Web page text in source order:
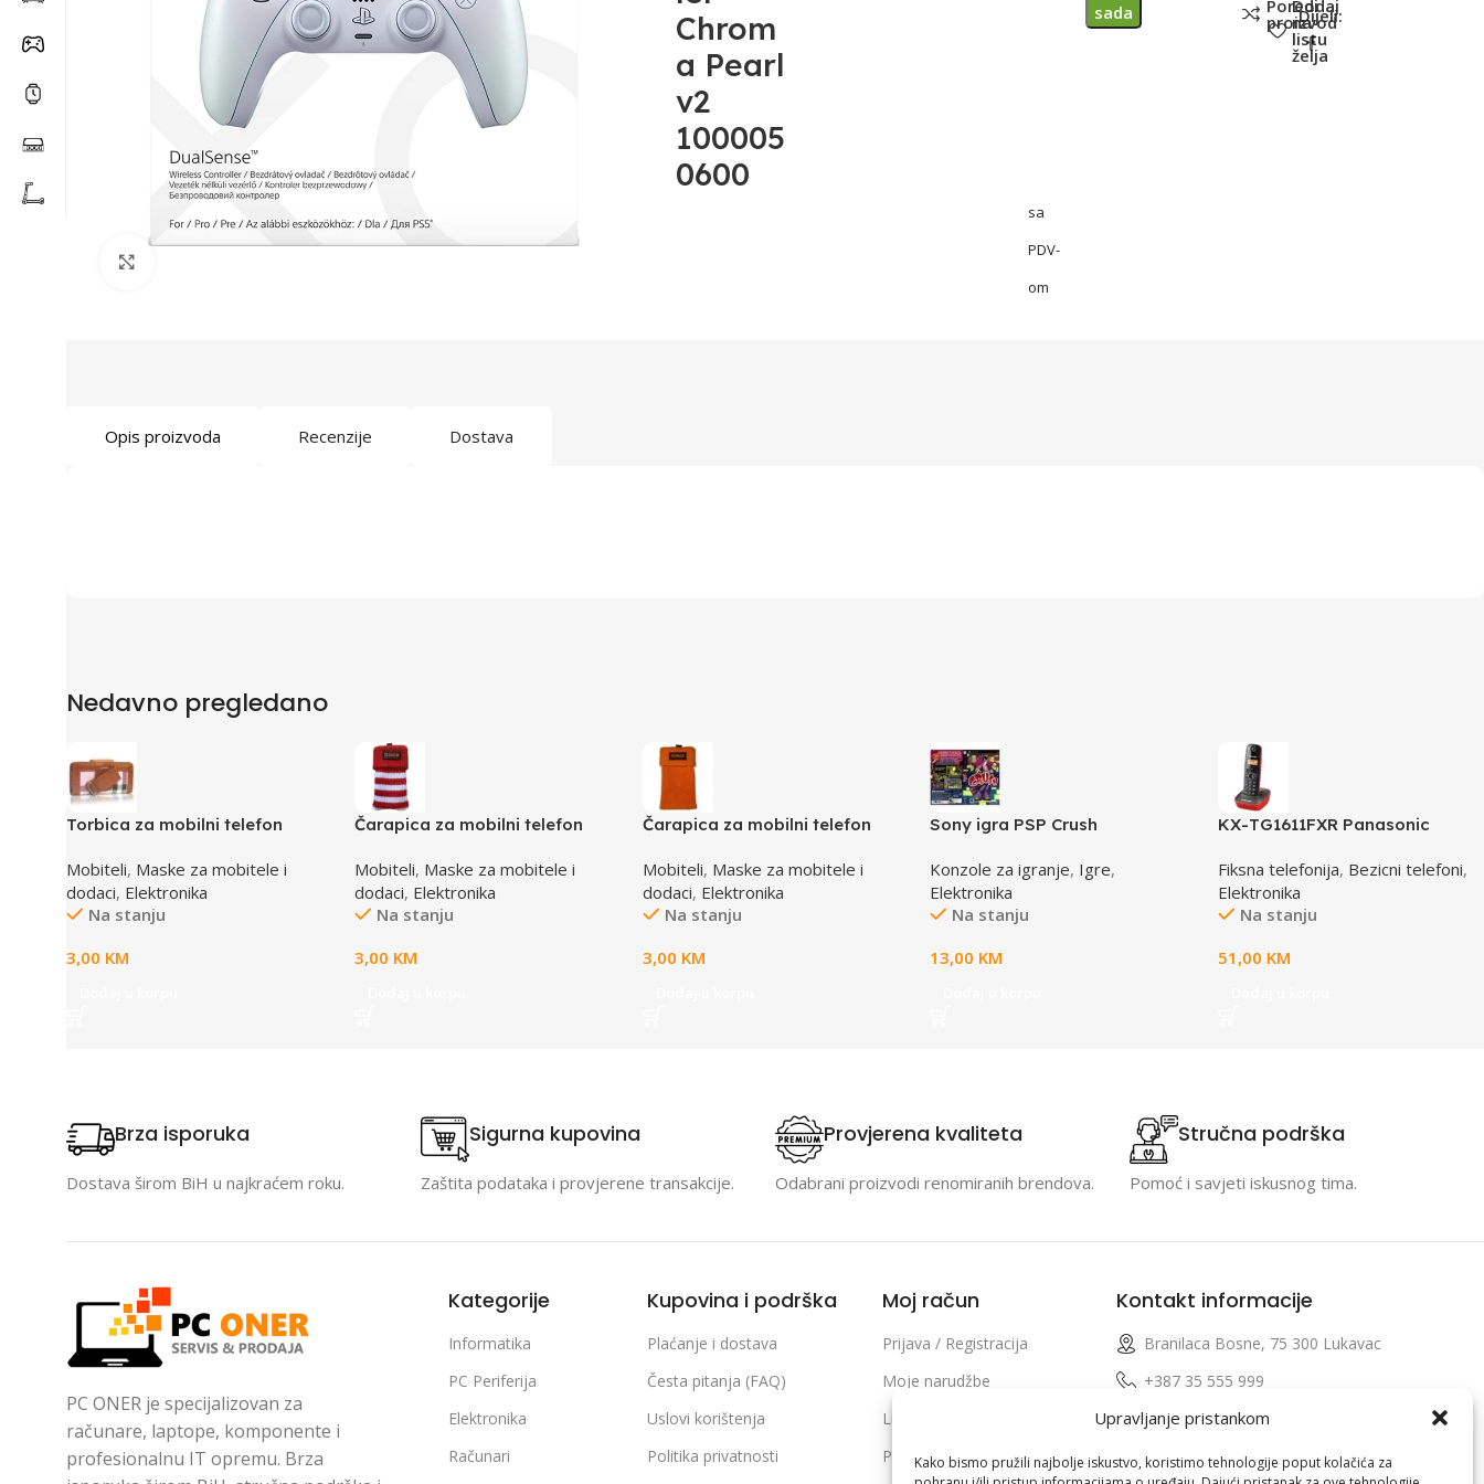
Upravljanje pristankom
Kako bismo pružili najbolje iskustvo, koristimo tehnologije poput kolačića za
Chrom
a Pearl
v2
100005
0600
sa
PDV-
om
sada
Poredi
proizvod
Dodaj
na
listu
želja
Dijeli:
Opis proizvoda Recenzije Dostava
Nedavno pregledano
Torbica za mobilni telefon
Mobiteli, Maske za mobitele i
dodaci, Elektronika
Na stanju
3,00 KM
Čarapica za mobilni telefon
65x100mm
Mobiteli, Maske za mobitele i
dodaci, Elektronika
Na stanju
3,00 KM
Čarapica za mobilni telefon
65x100mm
Mobiteli, Maske za mobitele i
dodaci, Elektronika
Na stanju
3,00 KM
Sony igra PSP Crush
Konzole za igranje, Igre,
Elektronika
Na stanju
13,00 KM
KX-TG1611FXR Panasonic
Fiksna telefonija, Bezicni telefoni,
Elektronika
Na stanju
51,00 KM
Brza isporuka
Dostava širom BiH u najkraćem roku.
Sigurna kupovina
Zaštita podataka i provjerene transakcije.
Provjerena kvaliteta
Odabrani proizvodi renomiranih brendova.
Stručna podrška
Pomoć i savjeti iskusnog tima.
PC ONER je specijalizovan za
računare, laptope, komponente i
profesionalnu IT opremu. Brza
Kategorije
Informatika
PC Periferija
Elektronika
Računari
Kupovina i podrška
Plaćanje i dostava
Česta pitanja (FAQ)
Uslovi korištenja
Politika privatnosti
Moj račun
Prijava / Registracija
Moje narudžbe
Lista želja
Poređenje proizvoda
Kontakt informacije
Branilaca Bosne, 75 300 Lukavac
+387 35 555 999
info@pconer.ba
ID: 4210115760008